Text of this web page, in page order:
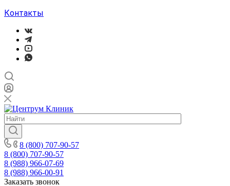
Контакты
8 (800) 707-90-57
8 (800) 707-90-57
8 (988) 966-07-69
8 (988) 966-00-91
Заказать звонок